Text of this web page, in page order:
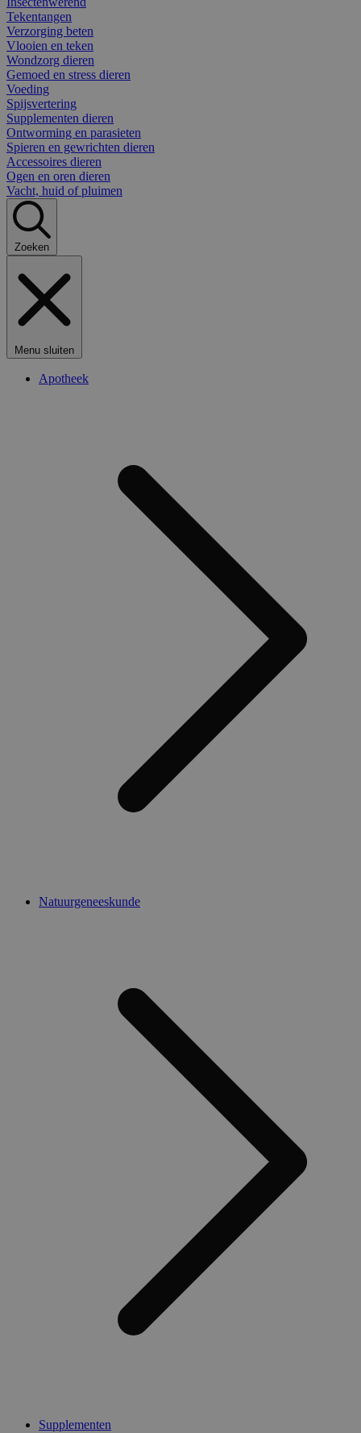
Tekentangen
Verzorging beten
Vlooien en teken
Wondzorg dieren
Gemoed en stress dieren
Voeding
Spijsvertering
Supplementen dieren
Ontworming en parasieten
Spieren en gewrichten dieren
Accessoires dieren
Ogen en oren dieren
Vacht, huid of pluimen
Zoeken
Menu sluiten
Apotheek
Natuurgeneeskunde
Supplementen